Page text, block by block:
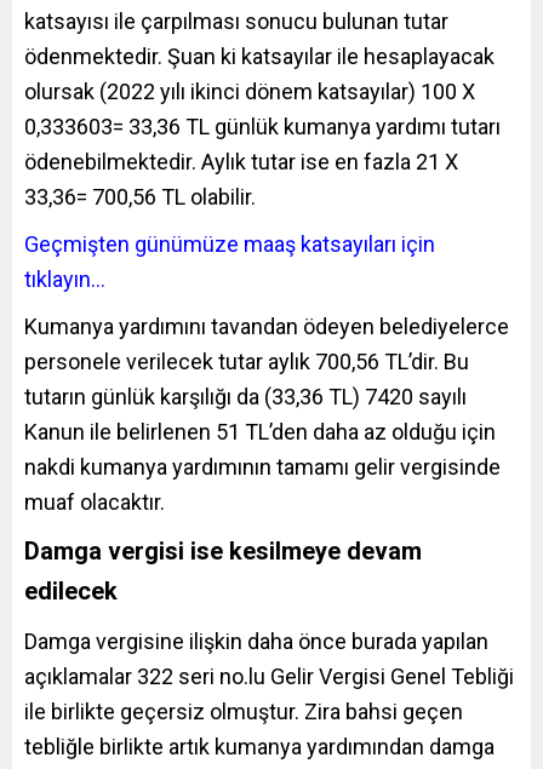
katsayısı ile çarpılması sonucu bulunan tutar
ödenmektedir. Şuan ki katsayılar ile hesaplayacak
olursak (2022 yılı ikinci dönem katsayılar) 100 X
0,333603= 33,36 TL günlük kumanya yardımı tutarı
ödenebilmektedir. Aylık tutar ise en fazla 21 X
33,36= 700,56 TL olabilir.
Geçmişten günümüze maaş katsayıları için
tıklayın…
Kumanya yardımını tavandan ödeyen belediyelerce
personele verilecek tutar aylık 700,56 TL’dir. Bu
tutarın günlük karşılığı da (33,36 TL) 7420 sayılı
Kanun ile belirlenen 51 TL’den daha az olduğu için
nakdi kumanya yardımının tamamı gelir vergisinde
muaf olacaktır.
Damga vergisi ise kesilmeye devam
edilecek
Damga vergisine ilişkin daha önce burada yapılan
açıklamalar 322 seri no.lu Gelir Vergisi Genel Tebliği
ile birlikte geçersiz olmuştur. Zira bahsi geçen
tebliğle birlikte artık kumanya yardımından damga